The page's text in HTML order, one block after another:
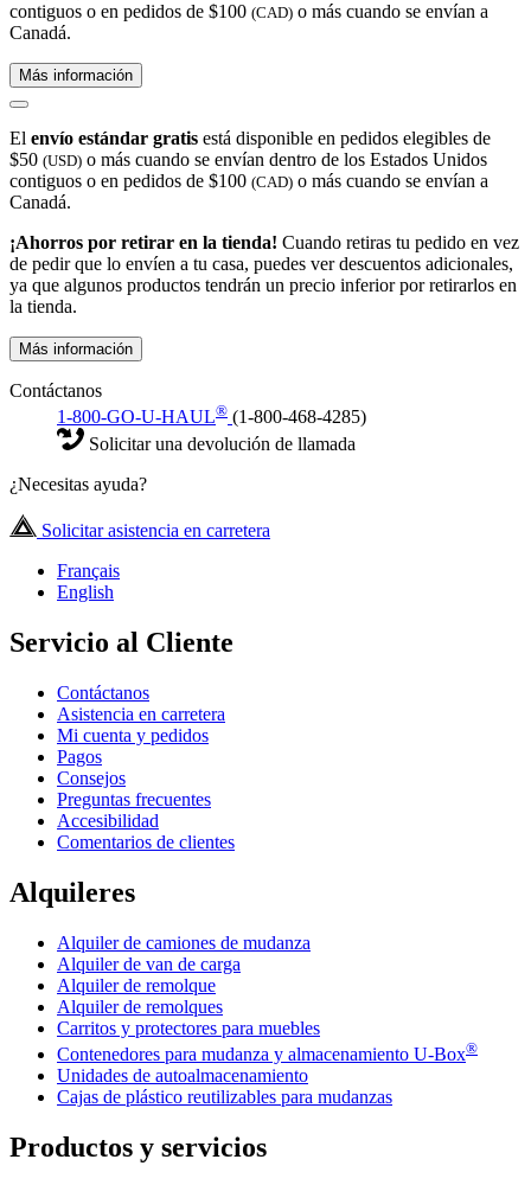
contiguos o en pedidos de $100 (CAD) o más cuando se envían a
Canadá.
Más información
El envío estándar gratis está disponible en pedidos elegibles de
$50 (USD) o más cuando se envían dentro de los Estados Unidos
contiguos o en pedidos de $100 (CAD) o más cuando se envían a
Canadá.
¡Ahorros por retirar en la tienda! Cuando retiras tu pedido en vez
de pedir que lo envíen a tu casa, puedes ver descuentos adicionales,
ya que algunos productos tendrán un precio inferior por retirarlos en
la tienda.
Más información
Contáctanos
1-800-GO-U-HAUL® (1-800-468-4285)
Solicitar una devolución de llamada
¿Necesitas ayuda?
Solicitar asistencia en carretera
Français
English
Servicio al Cliente
Contáctanos
Asistencia en carretera
Mi cuenta y pedidos
Pagos
Consejos
Preguntas frecuentes
Accesibilidad
Comentarios de clientes
Alquileres
Alquiler de camiones de mudanza
Alquiler de van de carga
Alquiler de remolque
Alquiler de remolques
Carritos y protectores para muebles
Contenedores para mudanza y almacenamiento U-Box®
Unidades de autoalmacenamiento
Cajas de plástico reutilizables para mudanzas
Productos y servicios